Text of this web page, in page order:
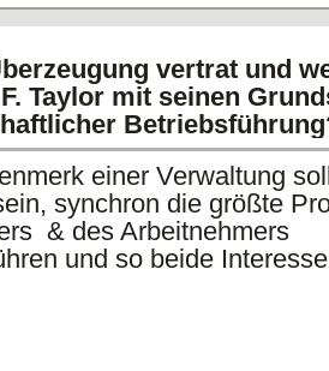
vertrat und
Taylor mit seinen
einer Verwaltung
synchron die größte
& des Arbeitnehmers
und so beide